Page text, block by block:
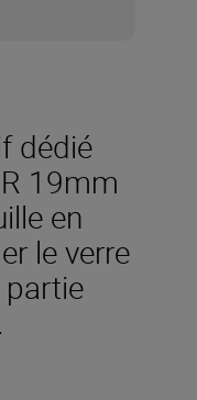
dédié
19mm
en
le verre